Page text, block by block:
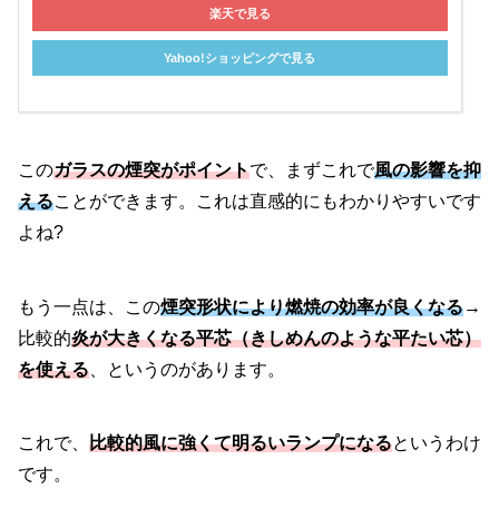
楽天で見る
Yahoo!ショッピングで見る
このガラスの煙突がポイントで、まずこれで風の影響を抑
えることができます。これは直感的にもわかりやすいです
よね?
もう一点は、この煙突形状により燃焼の効率が良くなる→
比較的炎が大きくなる平芯（きしめんのような平たい芯）
を使える 、というのがあります。
これで、 比較的風に強くて明るいランプになるというわけ
です。